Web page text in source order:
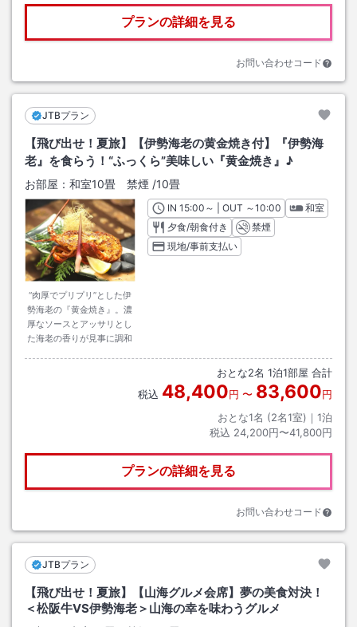
プランの詳細を見る
お問い合わせコード
JTBプラン
【飛び出せ！夏旅】【伊勢海老の黄金焼き付】『伊勢海
老』を食らう！“ふっくら”美味しい『黄金焼き』♪
お部屋： 和室10畳 禁煙 /10畳
“肉厚でプリプリ”とした伊
勢海老の『黄金焼き』。濃
厚なソースとアッサリとし
た海老の香りが見事に調和
INチェックイン
15:00 ～ | OUT チェックアウト
～10:00
和室
夕食/朝食付き
禁煙
現地/事前支払い
おとな2名 1泊1部屋 合計
税込 48,400円 〜 83,600円
おとな1名 (2名1室)｜ 1泊
税込 24,200円〜41,800円
プランの詳細を見る
お問い合わせコード
JTBプラン
【飛び出せ！夏旅】【山海グルメ会席】夢の美食対決！
＜松阪牛VS伊勢海老＞山海の幸を味わうグルメ